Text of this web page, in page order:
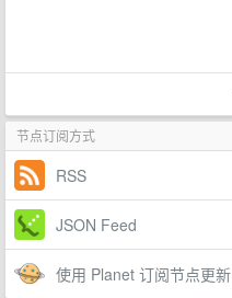
节点订阅方式
RSS
JSON Feed
使用 Planet 订阅节点更新